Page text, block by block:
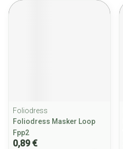
Foliodress
Foliodress Masker Loop
Fpp2
0,89 €